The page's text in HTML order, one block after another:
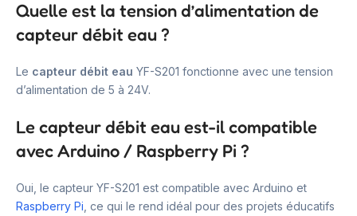
Quelle est la tension d’alimentation de
capteur débit eau ?
Le capteur débit eau YF-S201 fonctionne avec une tension
d’alimentation de 5 à 24V.
Le capteur débit eau est-il compatible
avec Arduino / Raspberry Pi ?
Oui, le capteur YF-S201 est compatible avec Arduino et
Raspberry Pi , ce qui le rend idéal pour des projets éducatifs